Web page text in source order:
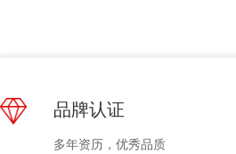
品牌认证
多年资历，优秀品质